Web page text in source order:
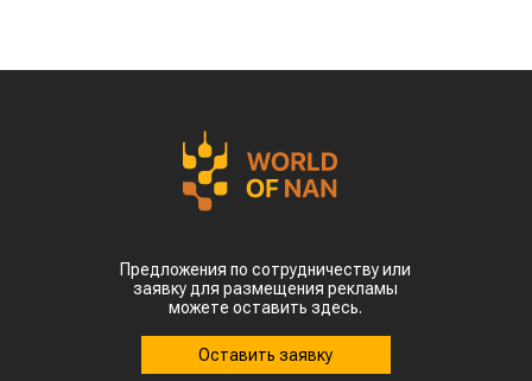
Предложения по сотрудничеству или
заявку для размещения рекламы
можете оставить здесь.
Оставить заявку